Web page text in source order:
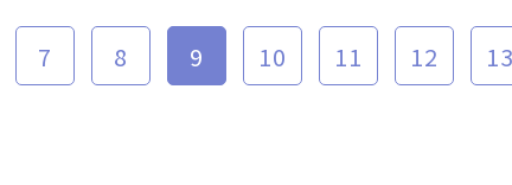
7 8 9 10 11 12 13